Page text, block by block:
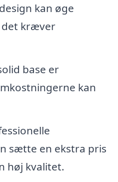
kan øge
det kræver
base er
kan
sætte en ekstra pris
høj kvalitet.